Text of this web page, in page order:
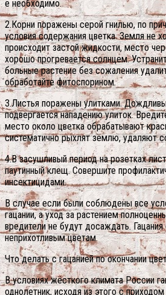
е необходимо.
2.Корни поражены серой гнилью, по
условия содержания цветка. Земля не
происходит застой жидкости, место
хорошо прогревается солнцем.
больные растение без сожаления
обработайте фитоспорином.
3.Листья поражены улитками.
подвергается нападению улиток.
место около цветка обрабатывают
систематично рыхлят землю, удаляют
4.В засушливый период на розетках
паутинный клещ. Совершите
инсектицидами.
В случае если были соблюдены все
гацании, а уход за растением
вредители не будут досаждать. Гацания
неприхотливым цветам.
Что делать с гацанией по окончании
В условиях жёсткого климата России
однолетник, исходя из этого с